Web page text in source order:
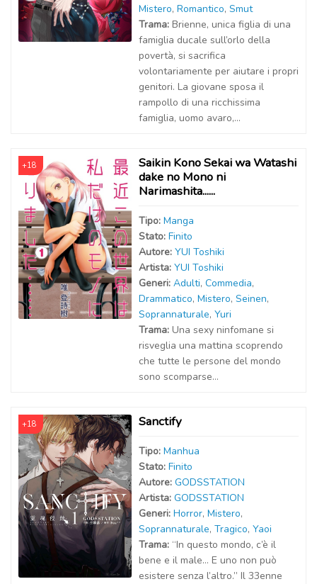
Mistero, Romantico, Smut
Trama: Brienne, unica figlia di una
famiglia ducale sull’orlo della
povertà, si sacrifica
volontariamente per aiutare i propri
genitori. La giovane sposa il
rampollo di una ricchissima
famiglia, uomo avaro,...
+18
Saikin Kono Sekai wa Watashi
dake no Mono ni
Narimashita......
Tipo: Manga
Stato: Finito
Autore: YUI Toshiki
Artista: YUI Toshiki
Generi: Adulti, Commedia,
Drammatico, Mistero, Seinen,
Soprannaturale, Yuri
Trama: Una sexy ninfomane si
risveglia una mattina scoprendo
che tutte le persone del mondo
sono scomparse…
+18 Sanctify
Tipo: Manhua
Stato: Finito
Autore: GODSSTATION
Artista: GODSSTATION
Generi: Horror, Mistero,
Soprannaturale, Tragico, Yaoi
Trama: “In questo mondo, c’è il
bene e il male… E uno non può
esistere senza l’altro.” Il 33enne